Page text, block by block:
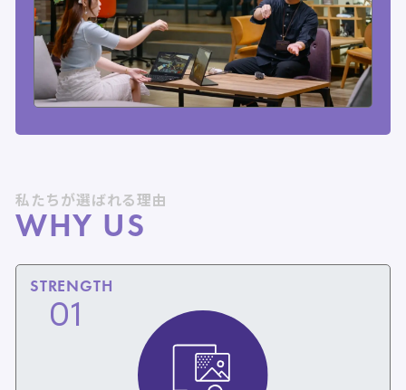
私たちが選ばれる理由
WHY US
STRENGTH
01